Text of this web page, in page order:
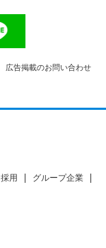
広告掲載のお問い合わせ
採用
グループ企業